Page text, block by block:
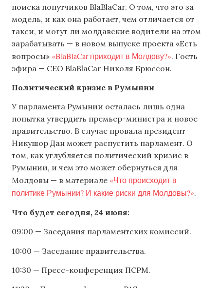
поиска попутчиков BlaBlaСar. О том, что это за
модель, и как она работает, чем отличается от
такси, и могут ли молдавские водители на этом
зарабатывать — в новом выпуске проекта «Есть
вопросы» «BlaBlaCar приходит в Молдову?». Гость
эфира — СEO BlaBlaСar Николя Брюссон.
Политический кризис в Румынии
У парламента Румынии осталась лишь одна
попытка утвердить премьер-министра и новое
правительство. В случае провала президент
Никушор Дан может распустить парламент. О
том, как углубляется политический кризис в
Румынии, и чем это может обернуться для
Молдовы — в материале «Что происходит в
политике Румынии? И какие риски для Молдовы?».
Что будет сегодня, 24 июня:
09:00 — Заседания парламентских комиссий.
10:00 — Заседание правительства.
10:30 — Пресс-конференция ПСРМ.